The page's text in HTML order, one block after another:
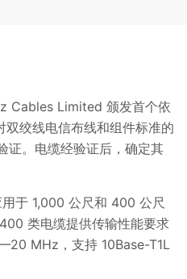
Cables Limited 颁发首个依
绞线电信布线和组件标准的
证。电缆经验证后，确定其
于 1,000 公尺和 400 公尺
类电缆提供传输性能要求
MHz，支持 10Base-T1L